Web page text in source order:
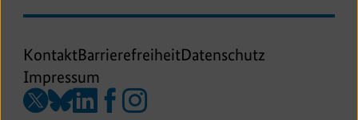
e
L
KontaktBarrierefreiheitDatenschutz
Impressum
Zu Zu Zu
Zu Zu